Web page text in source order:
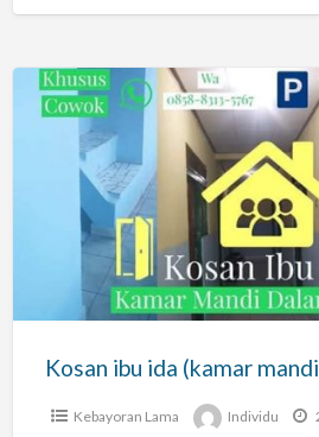
Kosan
Kebayoran Lama Individu